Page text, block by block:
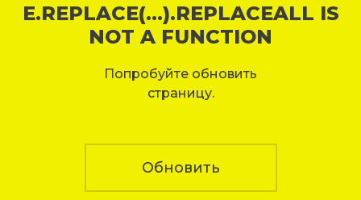
E.REPLACE(...).REPLACEALL IS
NOT A FUNCTION
Попробуйте обновить
страницу.
Обновить